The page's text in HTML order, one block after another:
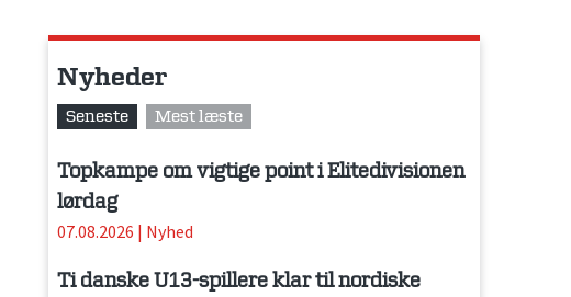
Nyheder
Seneste Mest læste
Topkampe om vigtige point i Elitedivisionen
lørdag
07.08.2026 | Nyhed
Ti danske U13-spillere klar til nordiske